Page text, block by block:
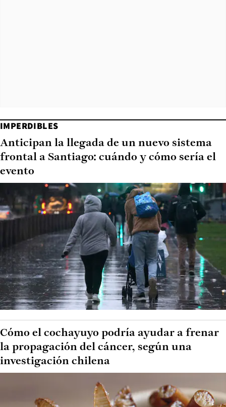
IMPERDIBLES
Anticipan la llegada de un nuevo sistema
frontal a Santiago: cuándo y cómo sería el
evento
Cómo el cochayuyo podría ayudar a frenar
la propagación del cáncer, según una
investigación chilena